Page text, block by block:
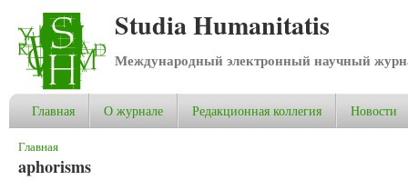
Studia Humanitatis
Международный электронный научный
Главная О журнале Редакционная коллегия Новости
Вы здесь
Главная
aphorisms